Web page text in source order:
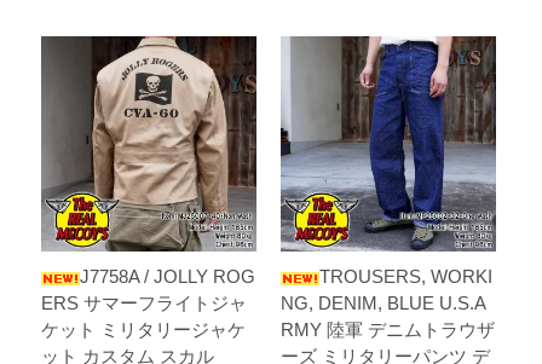
J7758A / JOLLY ROG
ERS サマーフライトジャ
ケット ミリタリージャケ
ット カスタム スカル
TROUSERS, WORKI
NG, DENIM, BLUE U.S.A
RMY 陸軍 デニムトラウザ
ーズ ミリタリーパンツ デ